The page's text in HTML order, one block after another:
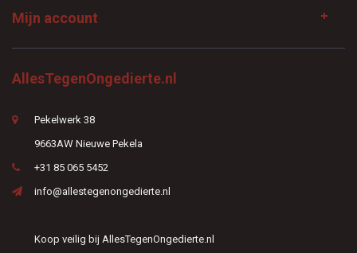
Mijn account
AllesTegenOngedierte.nl
Pekelwerk 38
9663AW Nieuwe Pekela
+31 85 065 5452
info@allestegenongedierte.nl
Koop veilig bij AllesTegenOngedierte.nl